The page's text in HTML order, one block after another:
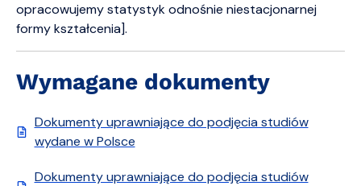
opracowujemy statystyk odnośnie niestacjonarnej
formy kształcenia].
Wymagane dokumenty
Dokumenty uprawniające do podjęcia studiów
wydane w Polsce
Dokumenty uprawniające do podjęcia studiów